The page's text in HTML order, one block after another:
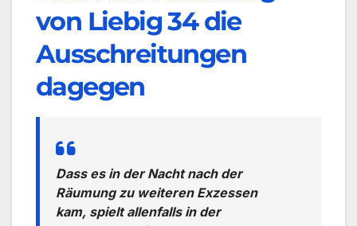
von Liebig 34 die
Ausschreitungen
dagegen
Dass es in der Nacht nach der
Räumung zu weiteren Exzessen
kam, spielt allenfalls in der